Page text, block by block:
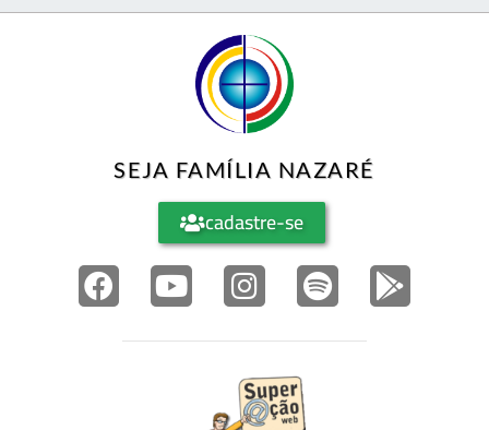
SEJA FAMÍLIA NAZARÉ
cadastre-se